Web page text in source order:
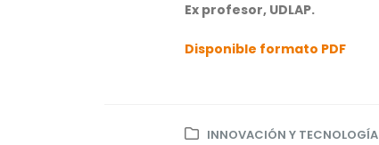
Ex profesor, UDLAP.
Disponible formato PDF
INNOVACIÓN Y TECNOLOGÍA